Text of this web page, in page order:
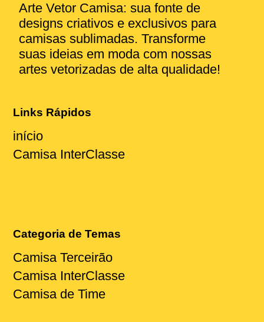
Arte Vetor Camisa: sua fonte de
designs criativos e exclusivos para
camisas sublimadas. Transforme
suas ideias em moda com nossas
artes vetorizadas de alta qualidade!
Links Rápidos
início
Camisa InterClasse
Categoria de Temas
Camisa Terceirão
Camisa InterClasse
Camisa de Time